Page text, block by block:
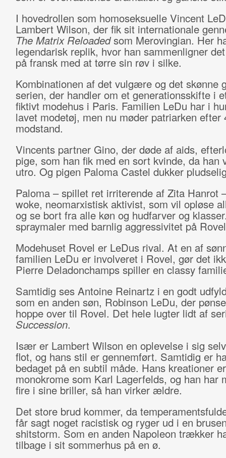
I hovedrollen som homoseksuelle Vincent
Lambert Wilson, der fik sit internationale
The Matrix Reloaded som Merovingian. Her
legendarisk replik, hvor han sammenligner
på fransk med at tørre sin røv i silke.
Kombinationen af det vulgære og det skønne
serien, der handler om et generationsskifte i
fiktivt modehus i Paris. Familien LeDu har i
lavet modetøj, men nu møder patriarken efter
modstand.
Vincents partner Gino, der døde af aids,
pige, som han fik med en sort kvinde, da han
utro. Og pigen Paloma Castel dukker
Paloma – spillet ret irriterende af Zita Hanrot
woke, neomarxistisk aktivist, som vil opløse
og se bort fra alle køn og hudfarver og
spraymaler med barnlig aggressivitet på
Modehuset Rovel er LeDus rival. At en af
familien LeDu er involveret i Rovel, gør det
Pierre Deladonchamps spiller en classy
Samtidig ses Antoine Reinartz i en godt
som en anden søn, Robinson LeDu, der
hoppe over til Rovel. Det hele lugter lidt af
Succession.
Især er Lambert Wilson en oplevelse i sig
flot, og hans stil er gennemført. Samtidig er
bedaget på en subtil måde. Hans kreationer er
monokrome som Karl Lagerfelds, og han har
fire i sine briller, så han virker ældre.
Det store brud kommer, da
får sagt noget racistisk og ryger ud i en
shitstorm. Som en anden Napoleon trækker
tilbage i sit sommerhus på en ø.